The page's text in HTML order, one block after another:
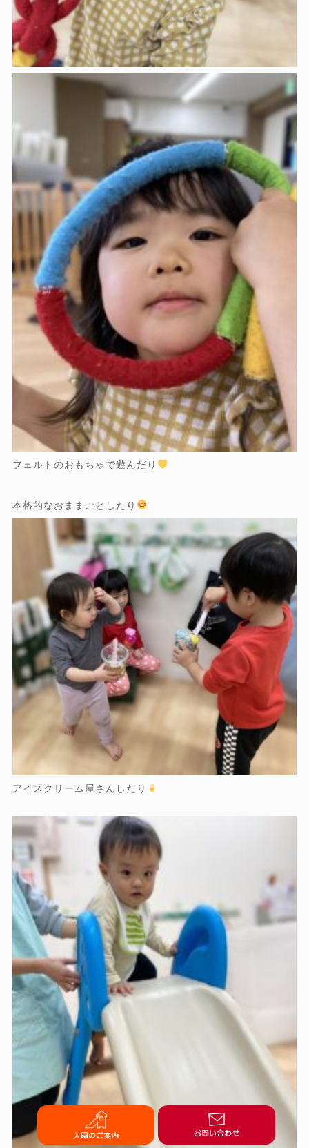
フェルトのおもちゃで遊んだり
本格的なおままごとしたり
アイスクリーム屋さんしたり